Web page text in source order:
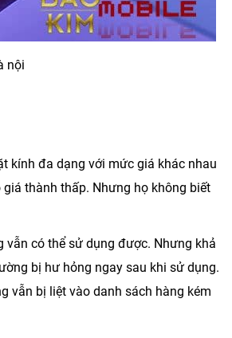
nội
kính đa dạng với mức giá khác nhau
thành thấp. Nhưng họ không biết
có thể sử dụng được. Nhưng khả
bị hư hỏng ngay sau khi sử dụng.
vẫn bị liệt vào danh sách hàng kém